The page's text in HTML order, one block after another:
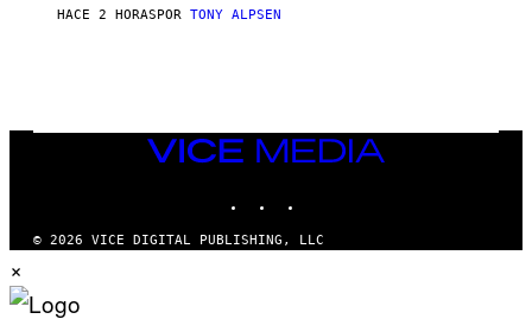
HACE 2 HORASPOR TONY ALPSEN
VICE
MEDIA
© 2026 VICE DIGITAL PUBLISHING, LLC
×